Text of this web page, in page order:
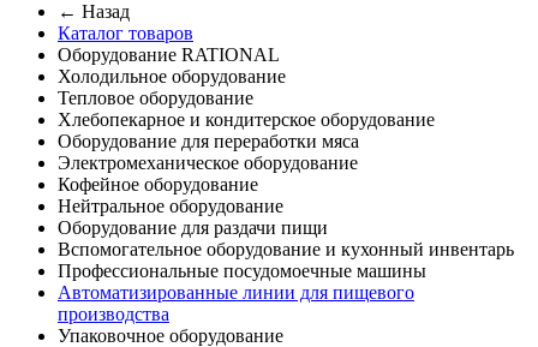
← Назад
Каталог товаров
Оборудование RATIONAL
Холодильное оборудование
Тепловое оборудование
Хлебопекарное и кондитерское оборудование
Оборудование для переработки мяса
Электромеханическое оборудование
Кофейное оборудование
Нейтральное оборудование
Оборудование для раздачи пищи
Вспомогательное оборудование и кухонный инвентарь
Профессиональные посудомоечные машины
Автоматизированные линии для пищевого
производства
Упаковочное оборудование